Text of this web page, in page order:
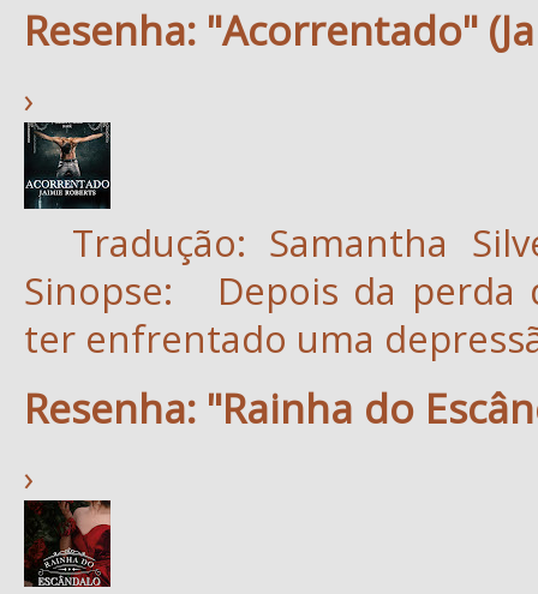
Resenha: "Acorrentado"
›
Tradução: Samantha
Sinopse: Depois da perda
ter enfrentado uma
Resenha: "Rainha do
›